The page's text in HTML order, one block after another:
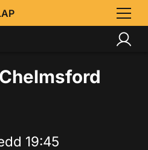
19:45